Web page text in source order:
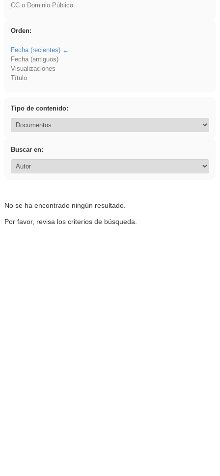
CCo Dominio Público
Orden:
Fecha (recientes)
Fecha (antiguos)
Visualizaciones
Título
Tipo de contenido:
Buscar en:
No se ha encontrado ningún resultado.
Por favor, revisa los criterios de búsqueda.